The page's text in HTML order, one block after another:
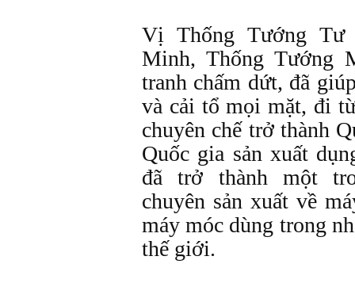
Vị Thống Tướng
Minh, Thống Tướng
tranh chấm dứt, đã
và cải tổ mọi mặt, đi
chuyên chế trở thành
Quốc gia sản xuất
đã trở thành một
chuyên sản xuất về
máy móc dùng trong
thế giới.